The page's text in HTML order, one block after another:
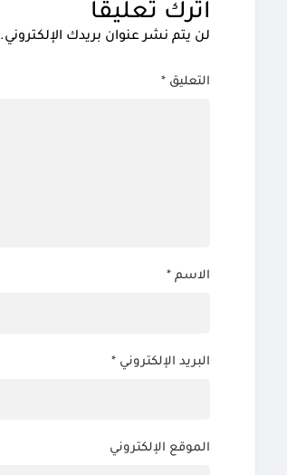
اترك تعليقاً
لن يتم نشر عنوان بريدك الإلكتروني.
التعليق*
الاسم*
البريد الإلكتروني*
الموقع الإلكتروني